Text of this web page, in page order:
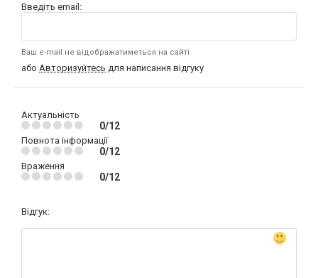
Введіть email:
Ваш e-mail не відображатиметься на сайті
або Авторизуйтесь для написання відгуку
Актуальність
0/12
Повнота інформації
0/12
Враження
0/12
Відгук: